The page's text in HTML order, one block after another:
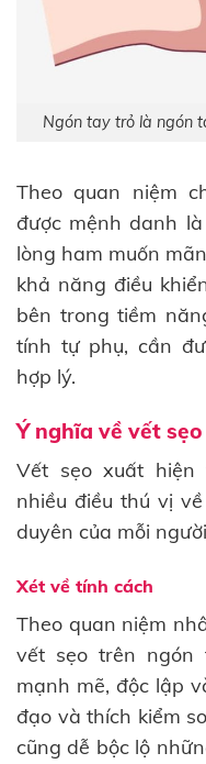
Ngón tay trỏ là ngón
Theo quan niệm
được mệnh danh
lòng ham muốn
khả năng điều
bên trong tiềm
tính tự phụ, cần
hợp lý.
Ý nghĩa về vết
Vết sẹo xuất
nhiều điều thú vị
duyên của mỗi
Xét về tính cách
Theo quan niệm
vết sẹo trên
mạnh mẽ, độc lập
đạo và thích kiểm
cũng dễ bộc lộ